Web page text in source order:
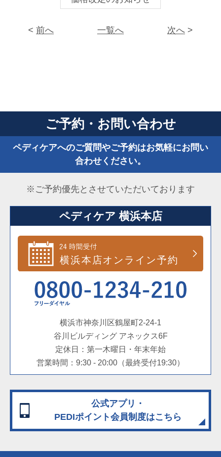
< 前へ 一覧へ 次へ >
ご予約・お問い合わせ
ペディケアへのご質問やご予約はお気軽にお問い
合わせください。
※ご予約優先とさせていただいております
ペディケア 横浜本店
横浜市神奈川区鶴屋町2-24-1
谷川ビルディング アネックス6F
定休日：第一木曜日・年末年始
営業時間：9:30 - 20:00（最終受付19:30）
公式アプリ・
PEDIポイント会員制度はこちら